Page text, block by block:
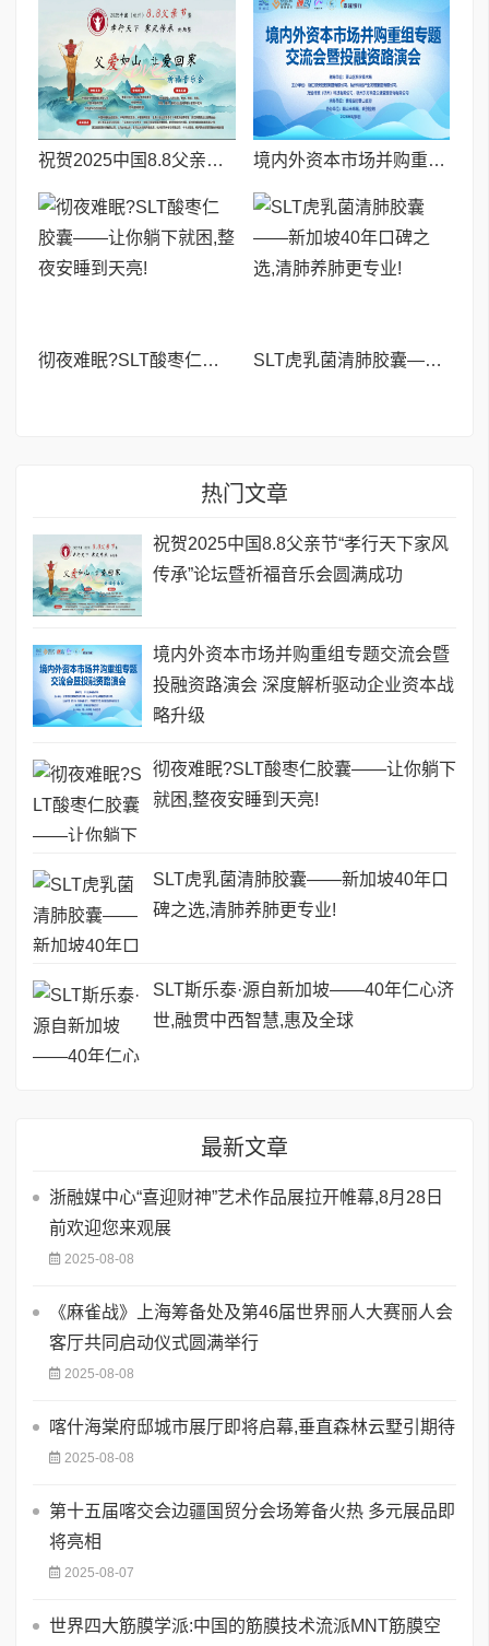
祝贺2025中国8.8父亲节“孝行天下家风传承”论坛暨祈福音乐会圆满成功 境内外资本市场并购重组专题交流会暨投融资路演会 深度解析驱动企业资本战略升级
彻夜难眠?SLT酸枣仁胶囊——让你躺下就困,整夜安睡到天亮! SLT虎乳菌清肺胶囊——新加坡40年口碑之选,清肺养肺更专业!
热门文章
祝贺2025中国8.8父亲节“孝行天下家风
传承”论坛暨祈福音乐会圆满成功
境内外资本市场并购重组专题交流会暨
投融资路演会 深度解析驱动企业资本战
略升级
彻夜难眠?SLT酸枣仁胶囊——让你躺下
就困,整夜安睡到天亮!
SLT虎乳菌清肺胶囊——新加坡40年口
碑之选,清肺养肺更专业!
SLT斯乐泰·源自新加坡——40年仁心济
世,融贯中西智慧,惠及全球
最新文章
浙融媒中心“喜迎财神”艺术作品展拉开帷幕,8月28日
前欢迎您来观展
2025-08-08
《麻雀战》上海筹备处及第46届世界丽人大赛丽人会
客厅共同启动仪式圆满举行
2025-08-08
喀什海棠府邸城市展厅即将启幕,垂直森林云墅引期待
2025-08-08
第十五届喀交会边疆国贸分会场筹备火热 多元展品即
将亮相
2025-08-07
世界四大筋膜学派:中国的筋膜技术流派MNT筋膜空